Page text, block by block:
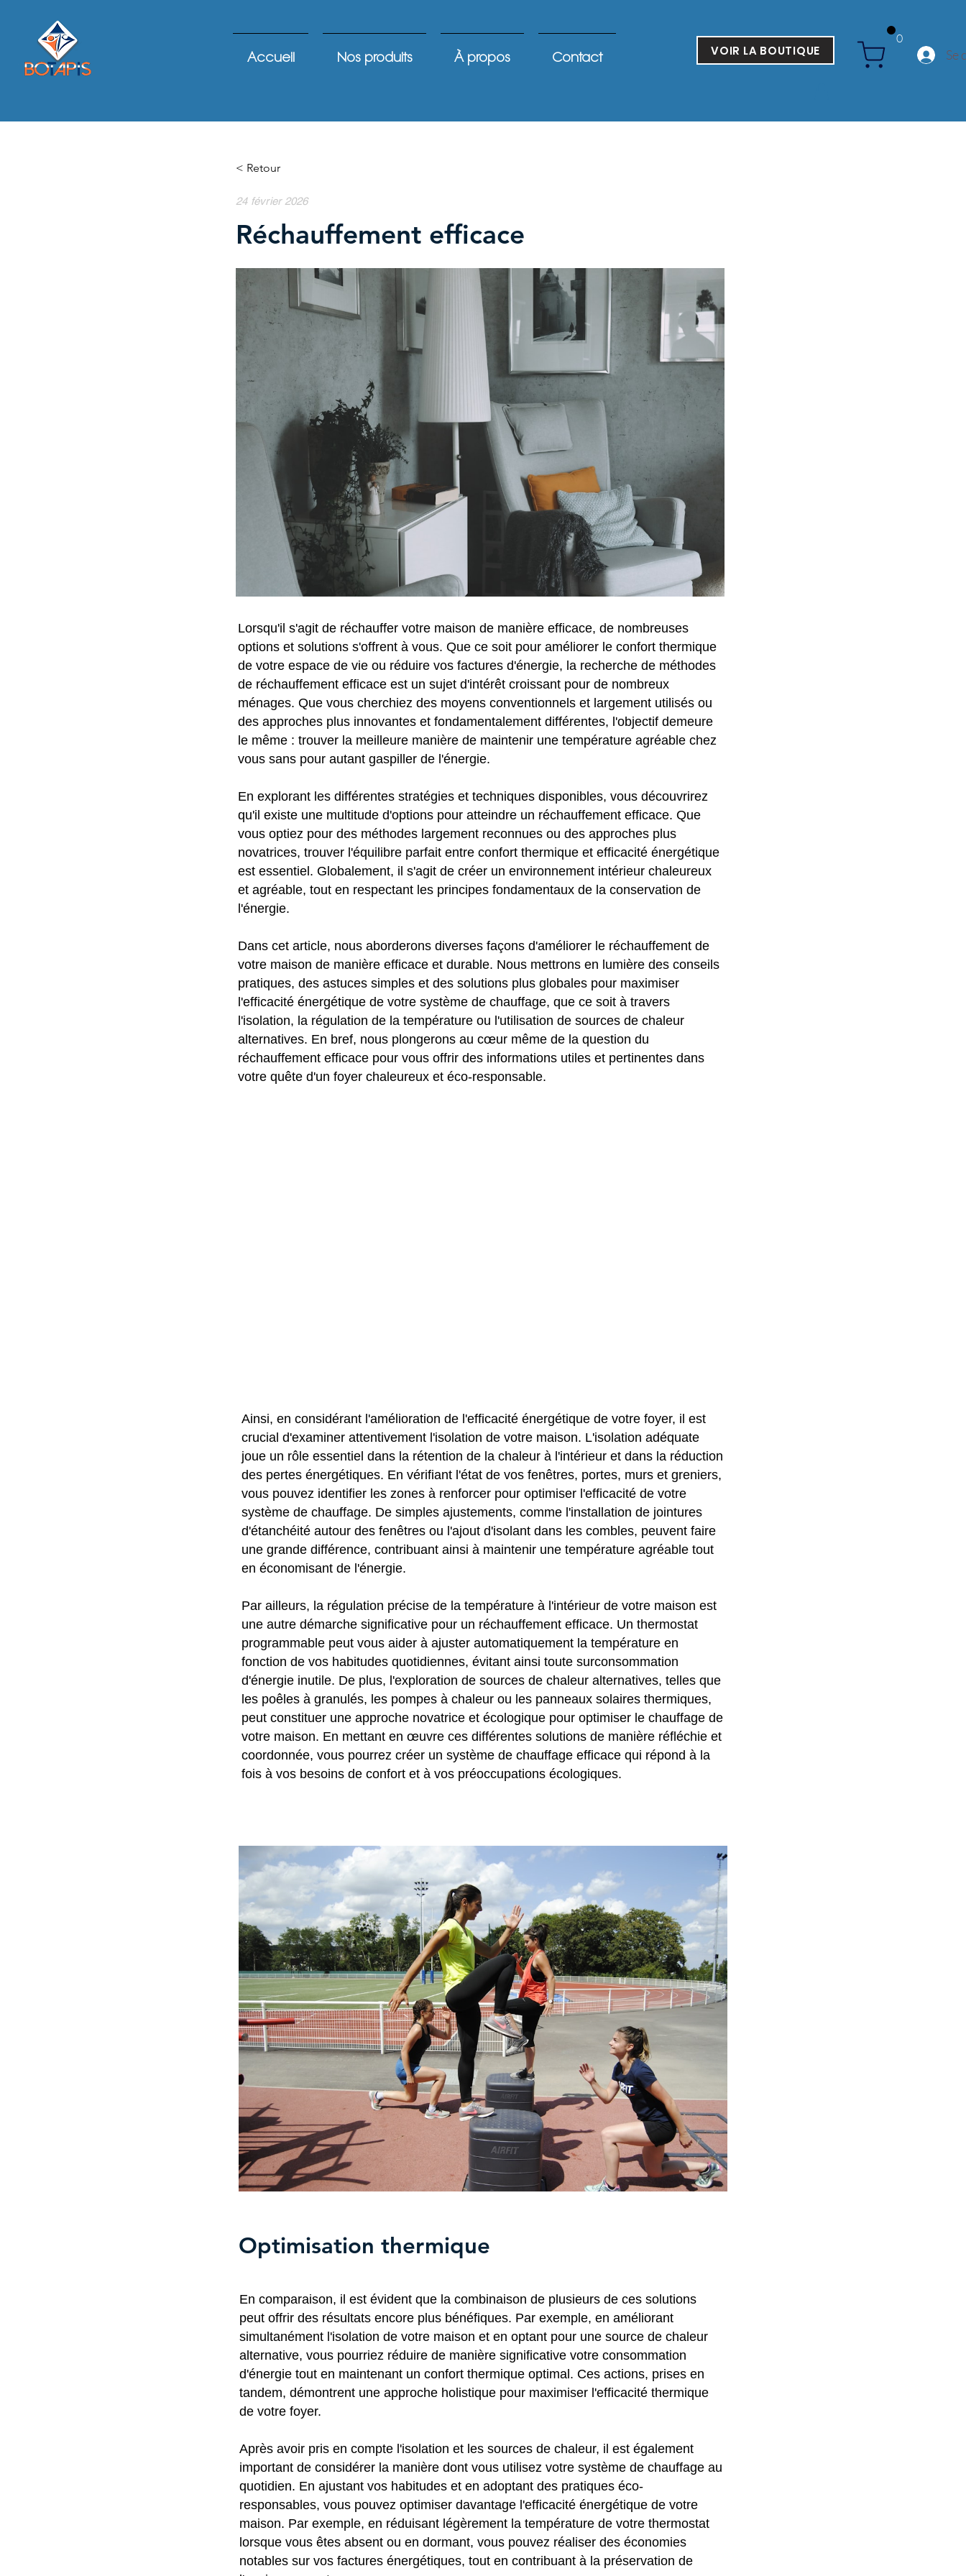
Accueil Nos produits À propos Contact VOIR LA BOUTIQUE
0
Se
< Retour
Réchauffement efficace
24 février 2026
Lorsqu'il s'agit de réchauffer votre maison de manière efficace, de nombreuses
options et solutions s'offrent à vous. Que ce soit pour améliorer le confort thermique
de votre espace de vie ou réduire vos factures d'énergie, la recherche de méthodes
de réchauffement efficace est un sujet d'intérêt croissant pour de nombreux
ménages. Que vous cherchiez des moyens conventionnels et largement utilisés ou
des approches plus innovantes et fondamentalement différentes, l'objectif demeure
le même : trouver la meilleure manière de maintenir une température agréable chez
vous sans pour autant gaspiller de l'énergie.
En explorant les différentes stratégies et techniques disponibles, vous découvrirez
qu'il existe une multitude d'options pour atteindre un réchauffement efficace. Que
vous optiez pour des méthodes largement reconnues ou des approches plus
novatrices, trouver l'équilibre parfait entre confort thermique et efficacité énergétique
est essentiel. Globalement, il s'agit de créer un environnement intérieur chaleureux
et agréable, tout en respectant les principes fondamentaux de la conservation de
l'énergie.
Dans cet article, nous aborderons diverses façons d'améliorer le réchauffement de
votre maison de manière efficace et durable. Nous mettrons en lumière des conseils
pratiques, des astuces simples et des solutions plus globales pour maximiser
l'efficacité énergétique de votre système de chauffage, que ce soit à travers
l'isolation, la régulation de la température ou l'utilisation de sources de chaleur
alternatives. En bref, nous plongerons au cœur même de la question du
réchauffement efficace pour vous offrir des informations utiles et pertinentes dans
votre quête d'un foyer chaleureux et éco-responsable.
Ainsi, en considérant l'amélioration de l'efficacité énergétique de votre foyer, il est
crucial d'examiner attentivement l'isolation de votre maison. L'isolation adéquate
joue un rôle essentiel dans la rétention de la chaleur à l'intérieur et dans la réduction
des pertes énergétiques. En vérifiant l'état de vos fenêtres, portes, murs et greniers,
vous pouvez identifier les zones à renforcer pour optimiser l'efficacité de votre
système de chauffage. De simples ajustements, comme l'installation de jointures
d'étanchéité autour des fenêtres ou l'ajout d'isolant dans les combles, peuvent faire
une grande différence, contribuant ainsi à maintenir une température agréable tout
en économisant de l'énergie.
Par ailleurs, la régulation précise de la température à l'intérieur de votre maison est
une autre démarche significative pour un réchauffement efficace. Un thermostat
programmable peut vous aider à ajuster automatiquement la température en
fonction de vos habitudes quotidiennes, évitant ainsi toute surconsommation
d'énergie inutile. De plus, l'exploration de sources de chaleur alternatives, telles que
les poêles à granulés, les pompes à chaleur ou les panneaux solaires thermiques,
peut constituer une approche novatrice et écologique pour optimiser le chauffage de
votre maison. En mettant en œuvre ces différentes solutions de manière réfléchie et
coordonnée, vous pourrez créer un système de chauffage efficace qui répond à la
fois à vos besoins de confort et à vos préoccupations écologiques.
Optimisation thermique
En comparaison, il est évident que la combinaison de plusieurs de ces solutions
peut offrir des résultats encore plus bénéfiques. Par exemple, en améliorant
simultanément l'isolation de votre maison et en optant pour une source de chaleur
alternative, vous pourriez réduire de manière significative votre consommation
d'énergie tout en maintenant un confort thermique optimal. Ces actions, prises en
tandem, démontrent une approche holistique pour maximiser l'efficacité thermique
de votre foyer.
Après avoir pris en compte l'isolation et les sources de chaleur, il est également
important de considérer la manière dont vous utilisez votre système de chauffage au
quotidien. En ajustant vos habitudes et en adoptant des pratiques éco-
responsables, vous pouvez optimiser davantage l'efficacité énergétique de votre
maison. Par exemple, en réduisant légèrement la température de votre thermostat
lorsque vous êtes absent ou en dormant, vous pouvez réaliser des économies
notables sur vos factures énergétiques, tout en contribuant à la préservation de